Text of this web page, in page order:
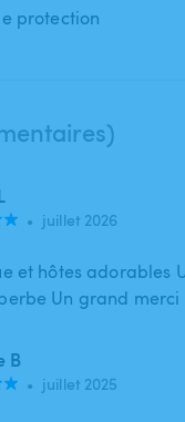
protection
• juillet 2026
et hôtes adorables
Un grand merci
B
• juillet 2025